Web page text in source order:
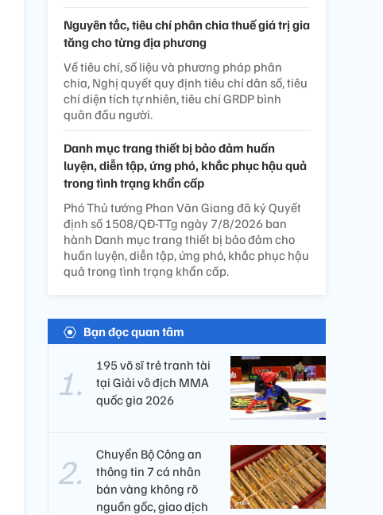
Nguyên tắc, tiêu chí phân chia thuế giá trị gia
tăng cho từng địa phương
Về tiêu chí, số liệu và phương pháp phân
chia, Nghị quyết quy định tiêu chí dân số, tiêu
chí diện tích tự nhiên, tiêu chí GRDP bình
quân đầu người.
Danh mục trang thiết bị bảo đảm huấn
luyện, diễn tập, ứng phó, khắc phục hậu quả
trong tình trạng khẩn cấp
Phó Thủ tướng Phan Văn Giang đã ký Quyết
định số 1508/QĐ-TTg ngày 7/8/2026 ban
hành Danh mục trang thiết bị bảo đảm cho
huấn luyện, diễn tập, ứng phó, khắc phục hậu
quả trong tình trạng khẩn cấp.
Bạn đọc quan tâm
195 võ sĩ trẻ tranh tài
tại Giải vô địch MMA
quốc gia 2026
Chuyển Bộ Công an
thông tin 7 cá nhân
bán vàng không rõ
nguồn gốc, giao dịch